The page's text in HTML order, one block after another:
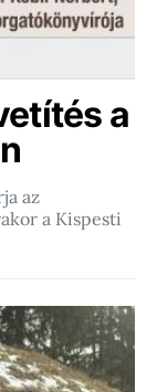
a
az
a Kispesti